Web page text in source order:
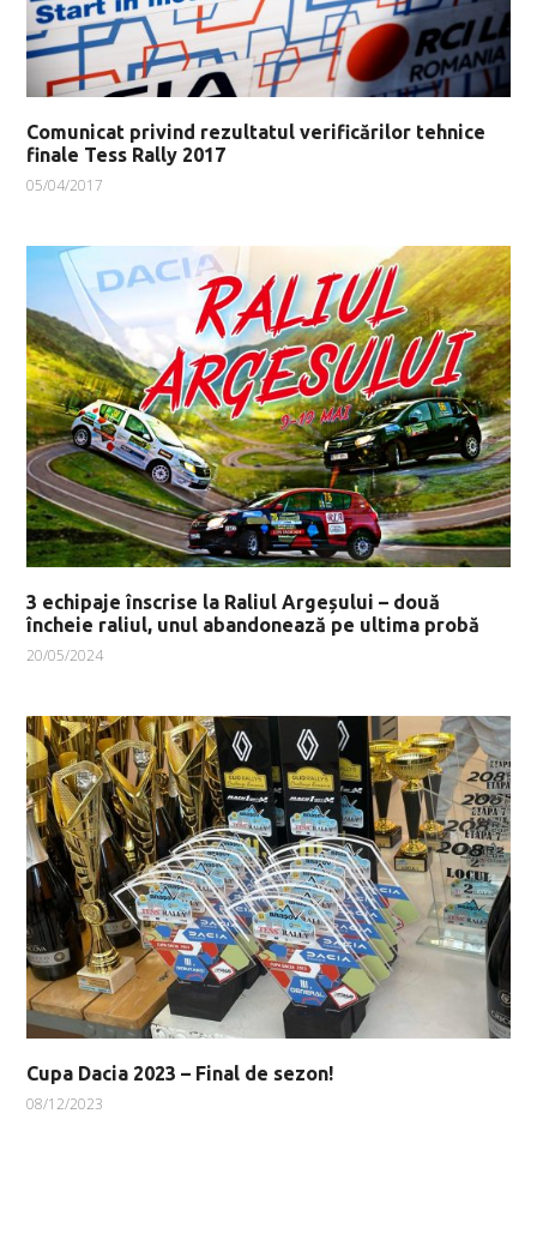
Comunicat privind rezultatul verificărilor tehnice
finale Tess Rally 2017
05/04/2017
3 echipaje înscrise la Raliul Argeșului – două
încheie raliul, unul abandonează pe ultima probă
20/05/2024
Cupa Dacia 2023 – Final de sezon!
08/12/2023